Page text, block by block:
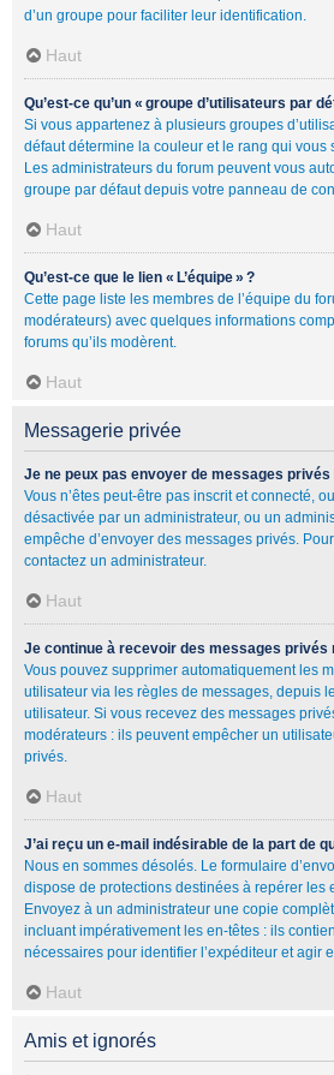
d’un groupe pour faciliter leur identification.
Haut
Qu’est-ce qu’un « groupe d’utilisateurs par
Si vous appartenez à plusieurs groupes
défaut détermine la couleur et le rang qui vous
Les administrateurs du forum peuvent vous
groupe par défaut depuis votre panneau de
Haut
Qu’est-ce que le lien « L’équipe » ?
Cette page liste les membres de l’équipe du
modérateurs) avec quelques informations
forums qu’ils modèrent.
Haut
Messagerie privée
Je ne peux pas envoyer de messages privés
Vous n’êtes peut-être pas inscrit et connecté,
désactivée par un administrateur, ou un
empêche d’envoyer des messages privés.
contactez un administrateur.
Haut
Je continue à recevoir des messages privés
Vous pouvez supprimer automatiquement les
utilisateur via les règles de messages, depuis
utilisateur. Si vous recevez des messages
modérateurs : ils peuvent empêcher un
privés.
Haut
J’ai reçu un e-mail indésirable de la part de
Nous en sommes désolés. Le formulaire
dispose de protections destinées à repérer les
Envoyez à un administrateur une copie
incluant impérativement les en-têtes : ils
nécessaires pour identifier l’expéditeur et agir
Haut
Amis et ignorés